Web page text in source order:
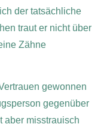
der tatsächliche
traut er nicht über
Zähne
gewonnen
gegenüber
aber misstrauisch